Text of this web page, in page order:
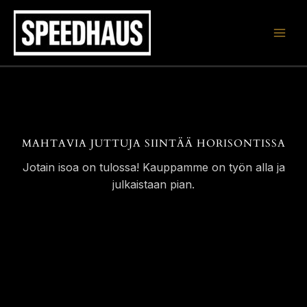
Siirry
sisältöön
MAHTAVIA JUTTUJA SIINTÄÄ HORISONTISSA
Jotain isoa on tulossa! Kauppamme on työn alla ja
julkaistaan pian.